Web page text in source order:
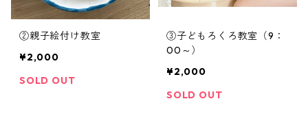
②親子絵付け教室
¥2,000
SOLD OUT
③子どもろくろ教室（9：
00～）
¥2,000
SOLD OUT